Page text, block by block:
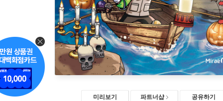
미리보기 파트너샵 공유하기